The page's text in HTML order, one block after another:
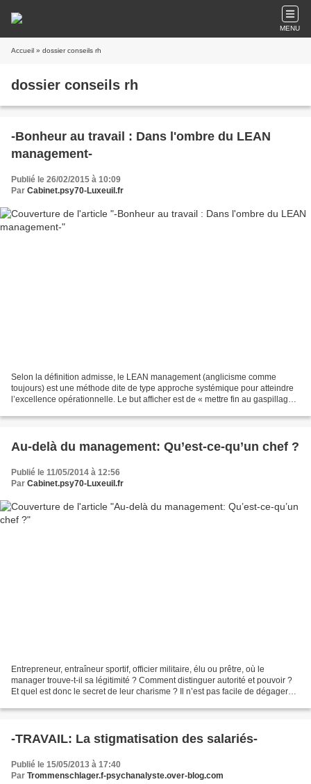
MENU
Accueil » dossier conseils rh
dossier conseils rh
-Bonheur au travail : Dans l'ombre du LEAN
management-
Publié le 26/02/2015 à 10:09
Par Cabinet.psy70-Luxeuil.fr
Selon la définition admisse, le LEAN management (anglicisme comme
toujours) est une méthode dite de type approche systémique pour atteindre
l’excellence opérationnelle. Le but afficher est de « mettre fin au gaspillage »
Au-delà du management: Qu’est-ce-qu’un chef ?
Publié le 11/05/2014 à 12:56
Par Cabinet.psy70-Luxeuil.fr
Entrepreneur, entraîneur sportif, officier militaire, élu ou prêtre, où le
manager trouve-t-il sa légitimité ? Comment distinguer autorité et pouvoir ?
Et quel est donc le secret de leur charisme ? Il n’est pas facile de dégager
-TRAVAIL: La stigmatisation des salariés-
Publié le 15/05/2013 à 17:40
Par Trommenschlager.f-psychanalyste.over-blog.com